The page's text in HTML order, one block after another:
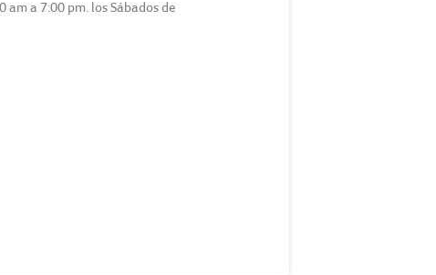
a 7:00 pm. los Sábados de